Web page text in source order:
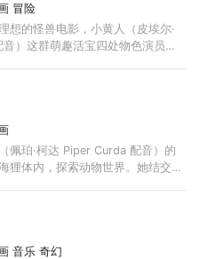
冒险
想的怪兽电影，小黄人（皮埃尔·
）这群萌趣活宝四处物色演员，
佩珀·柯达 Piper Curda 配音）的
狸体内，探索动物世界。她结交了
音乐 奇幻